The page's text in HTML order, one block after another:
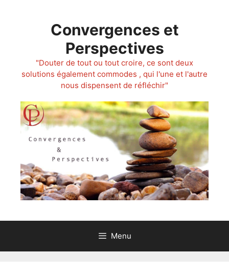
Convergences et
Perspectives
"Douter de tout ou tout croire, ce sont deux
solutions également commodes , qui l'une et l'autre
nous dispensent de réfléchir"
Menu